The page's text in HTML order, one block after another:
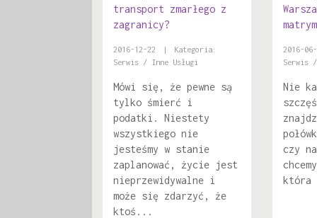
transport zmarłego z
zagranicy?
2016-12-22 |
Kategoria:
Serwis / Inne Usługi
Mówi się, że pewne są
tylko śmierć i
podatki. Niestety
wszystkiego nie
jesteśmy w stanie
zaplanować, życie jest
nieprzewidywalne i
może się zdarzyć, że
ktoś...
2016-
Serwis
Nie
czy
która